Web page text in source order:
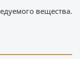
вещества.